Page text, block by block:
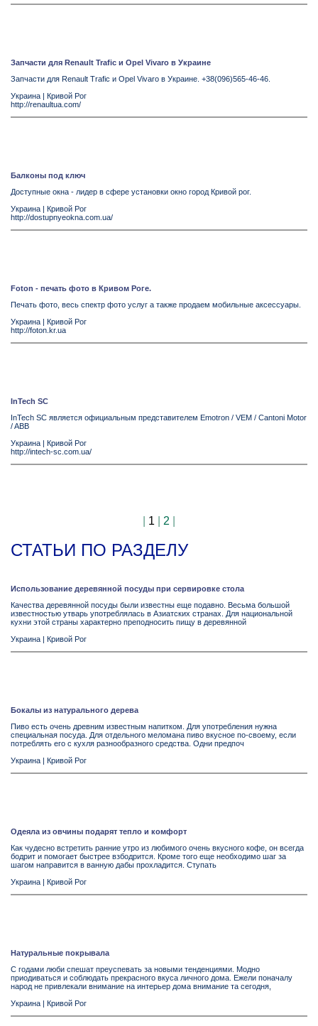
Запчасти для Renault Trafic и Opel Vivaro в Украине
Запчасти для Renault Trafic и Opel Vivaro в Украине. +38(096)565-46-46.
Украина | Кривой Рог
http://renaultua.com/
Балконы под ключ
Доступные окна - лидер в сфере установки окно город Кривой рог.
Украина | Кривой Рог
http://dostupnyeokna.com.ua/
Foton - печать фото в Кривом Роге.
Печать фото, весь спектр фото услуг а также продаем мобильные аксессуары.
Украина | Кривой Рог
http://foton.kr.ua
InTech SC
InTech SC является официальным представителем Emotron / VEM / Cantoni Motor
/ ABB
Украина | Кривой Рог
http://intech-sc.com.ua/
1 2
СТАТЬИ ПО РАЗДЕЛУ
Использование деревянной посуды при сервировке стола
Качества деревянной посуды были известны еще подавно. Весьма большой
известностью утварь употреблялась в Азиатских странах. Для национальной
кухни этой страны характерно преподносить пищу в деревянной
Украина | Кривой Рог
Бокалы из натурального дерева
Пиво есть очень древним известным напитком. Для употребления нужна
специальная посуда. Для отдельного меломана пиво вкусное по-своему, если
потреблять его с кухля разнообразного средства. Одни предпоч
Украина | Кривой Рог
Одеяла из овчины подарят тепло и комфорт
Как чудесно встретить ранние утро из любимого очень вкусного кофе, он всегда
бодрит и помогает быстрее взбодрится. Кроме того еще необходимо шаг за
шагом направится в ванную дабы прохладится. Ступать
Украина | Кривой Рог
Натуральные покрывала
С годами люби спешат преуспевать за новыми тенденциями. Модно
приодиваться и соблюдать прекрасного вкуса личного дома. Ежели поначалу
народ не привлекали внимание на интерьер дома внимание та сегодня,
Украина | Кривой Рог